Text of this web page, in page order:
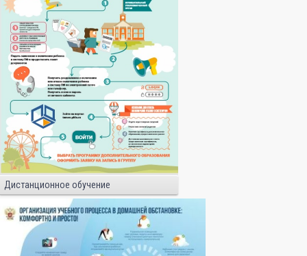
Дистанционное обучение